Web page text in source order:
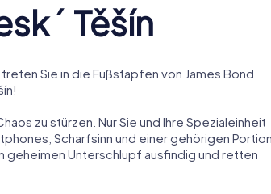
Těšín
Sie in die Fußstapfen von James Bond
zu stürzen. Nur Sie und Ihre Spezialeinheit
Scharfsinn und einer gehörigen Portion
geheimen Unterschlupf ausfindig und retten